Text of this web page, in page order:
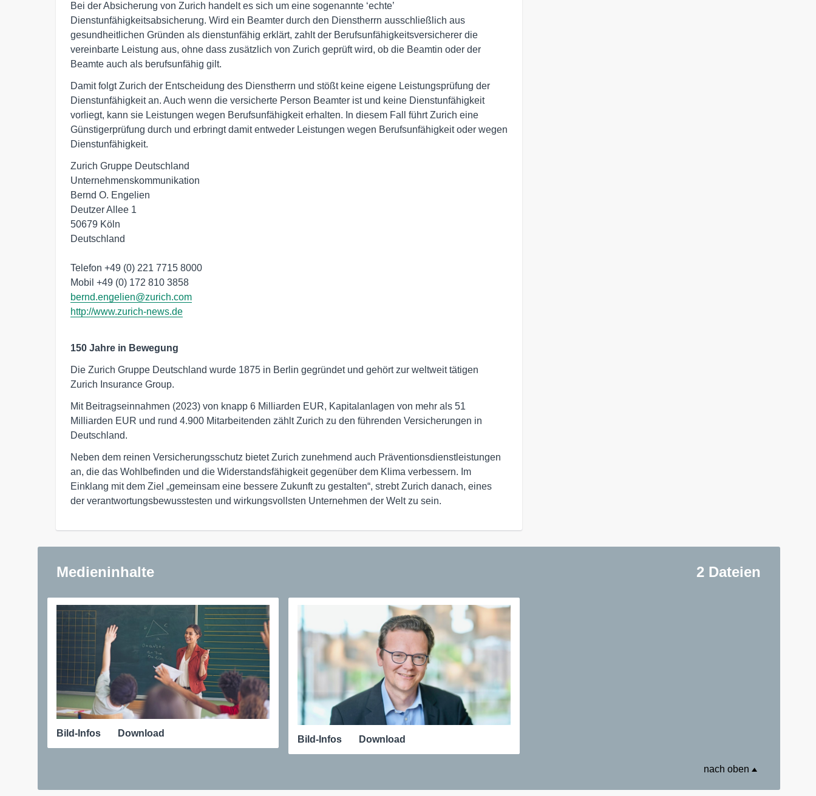
Bei der Absicherung von Zurich handelt es sich um eine sogenannte ‘echte’
Dienstunfähigkeitsabsicherung. Wird ein Beamter durch den Dienstherrn ausschließlich aus
gesundheitlichen Gründen als dienstunfähig erklärt, zahlt der Berufsunfähigkeitsversicherer die
vereinbarte Leistung aus, ohne dass zusätzlich von Zurich geprüft wird, ob die Beamtin oder der
Beamte auch als berufsunfähig gilt.
Damit folgt Zurich der Entscheidung des Dienstherrn und stößt keine eigene Leistungsprüfung der
Dienstunfähigkeit an. Auch wenn die versicherte Person Beamter ist und keine Dienstunfähigkeit
vorliegt, kann sie Leistungen wegen Berufsunfähigkeit erhalten. In diesem Fall führt Zurich eine
Günstigerprüfung durch und erbringt damit entweder Leistungen wegen Berufsunfähigkeit oder wegen
Dienstunfähigkeit.
Zurich Gruppe Deutschland
Unternehmenskommunikation
Bernd O. Engelien
Deutzer Allee 1
50679 Köln
Deutschland
Telefon +49 (0) 221 7715 8000
bernd.engelien@zurich.com
http://www.zurich-news.de
150 Jahre in Bewegung
Die Zurich Gruppe Deutschland wurde 1875 in Berlin gegründet und gehört zur weltweit tätigen
Zurich Insurance Group.
Mit Beitragseinnahmen (2023) von knapp 6 Milliarden EUR, Kapitalanlagen von mehr als 51
Milliarden EUR und rund 4.900 Mitarbeitenden zählt Zurich zu den führenden Versicherungen in
Deutschland.
Neben dem reinen Versicherungsschutz bietet Zurich zunehmend auch Präventionsdienstleistungen
an, die das Wohlbefinden und die Widerstandsfähigkeit gegenüber dem Klima verbessern. Im
Einklang mit dem Ziel „gemeinsam eine bessere Zukunft zu gestalten“, strebt Zurich danach, eines
der verantwortungsbewusstesten und wirkungsvollsten Unternehmen der Welt zu sein.
Medieninhalte 2 Dateien
Bild-Infos Download
Bild-Infos Download
nach oben